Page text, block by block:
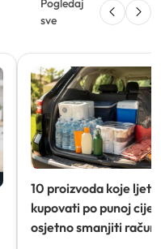
Pogledaj
sve
10 proizvoda koje ljeti
kupovati po punoj
osjetno smanjiti račun)